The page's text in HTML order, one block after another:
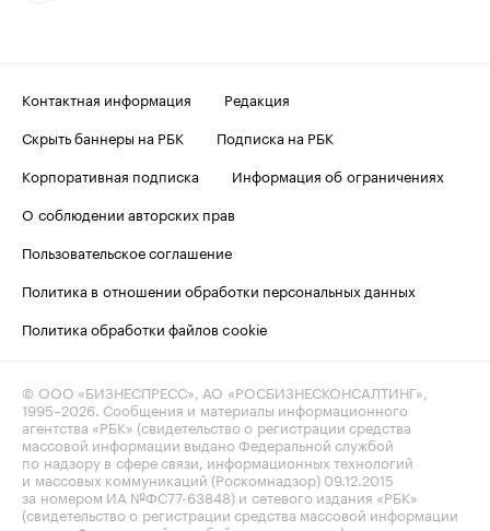
Контактная информация
Редакция
Скрыть баннеры на РБК
Подписка на РБК
Корпоративная подписка
Информация об ограничениях
О соблюдении авторских прав
Пользовательское соглашение
Политика в отношении обработки персональных данных
Политика обработки файлов cookie
© ООО «БИЗНЕСПРЕСС», АО «РОСБИЗНЕСКОНСАЛТИНГ»,
1995–2026 . Сообщения и материалы информационного
агентства «РБК» (свидетельство о регистрации средства
массовой информации выдано Федеральной службой
по надзору в сфере связи, информационных технологий
и массовых коммуникаций (Роскомнадзор) 09.12.2015
за номером ИА №ФС77-63848) и сетевого издания «РБК»
(свидетельство о регистрации средства массовой информации